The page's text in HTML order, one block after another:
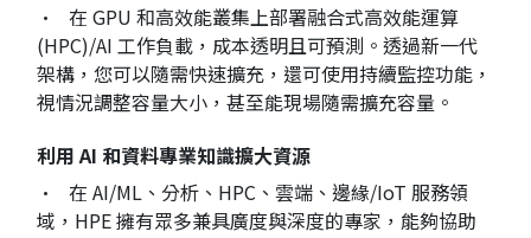
• 在 GPU 和高效能叢集上部署融合式高效能運算
(HPC)/AI 工作負載，成本透明且可預測。透過新一代
架構，您可以隨需快速擴充，還可使用持續監控功能，
視情況調整容量大小，甚至能現場隨需擴充容量。
利用 AI 和資料專業知識擴大資源
• 在 AI/ML、分析、HPC、雲端、邊緣/IoT 服務領
域，HPE 擁有眾多兼具廣度與深度的專家，能夠協助